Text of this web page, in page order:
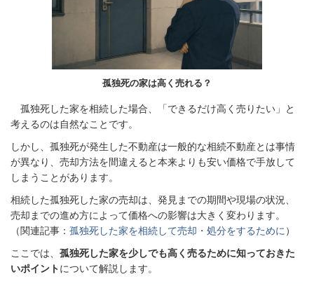
孤独死の家は高く売れる？
孤独死した家を相続した場合、「できるだけ高く売りたい」と
考えるのは自然なことです。
しかし、孤独死が発生した不動産は一般的な相続不動産とは事情
が異なり、売却方法を間違えると本来よりも安い価格で手放して
しまうことがあります。
相続した孤独死した家の売却は、発見までの期間や現場の状況、
売却までの進め方によって価格への影響は大きく変わります。
（関連記事： 孤独死した家を相続して売却・処分をするために ）
ここでは、 孤独死した家を少しでも高く売るために知っておきた
いポイントについて解説します。